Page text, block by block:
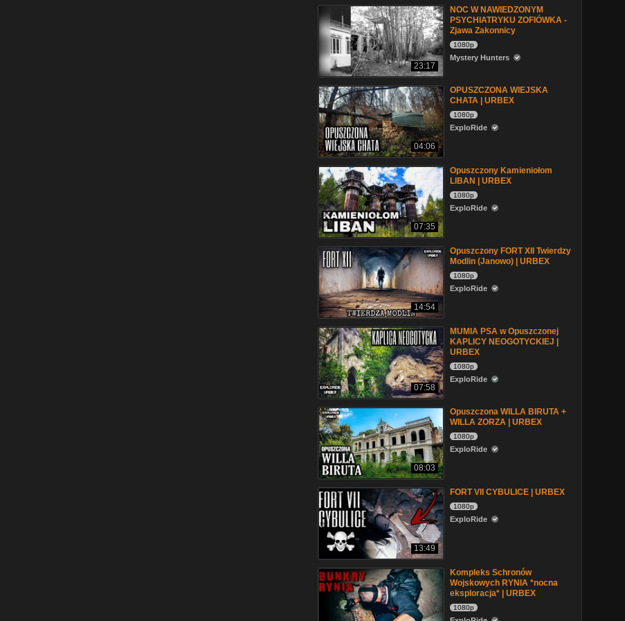
23:17
NOC W NAWIEDZONYM
PSYCHIATRYKU ZOFIÓWKA -
Zjawa Zakonnicy
1080p
Mystery Hunters
04:06
OPUSZCZONA WIEJSKA
CHATA | URBEX
1080p
ExploRide
07:35
Opuszczony Kamieniołom
LIBAN | URBEX
1080p
ExploRide
14:54
Opuszczony FORT XII Twierdzy
Modlin (Janowo) | URBEX
1080p
ExploRide
07:58
MUMIA PSA w Opuszczonej
KAPLICY NEOGOTYCKIEJ |
URBEX
1080p
ExploRide
08:03
Opuszczona WILLA BIRUTA +
WILLA ZORZA | URBEX
1080p
ExploRide
13:49
FORT VII CYBULICE | URBEX
1080p
ExploRide
Kompleks Schronów
Wojskowych RYNIA *nocna
eksploracja* | URBEX
1080p